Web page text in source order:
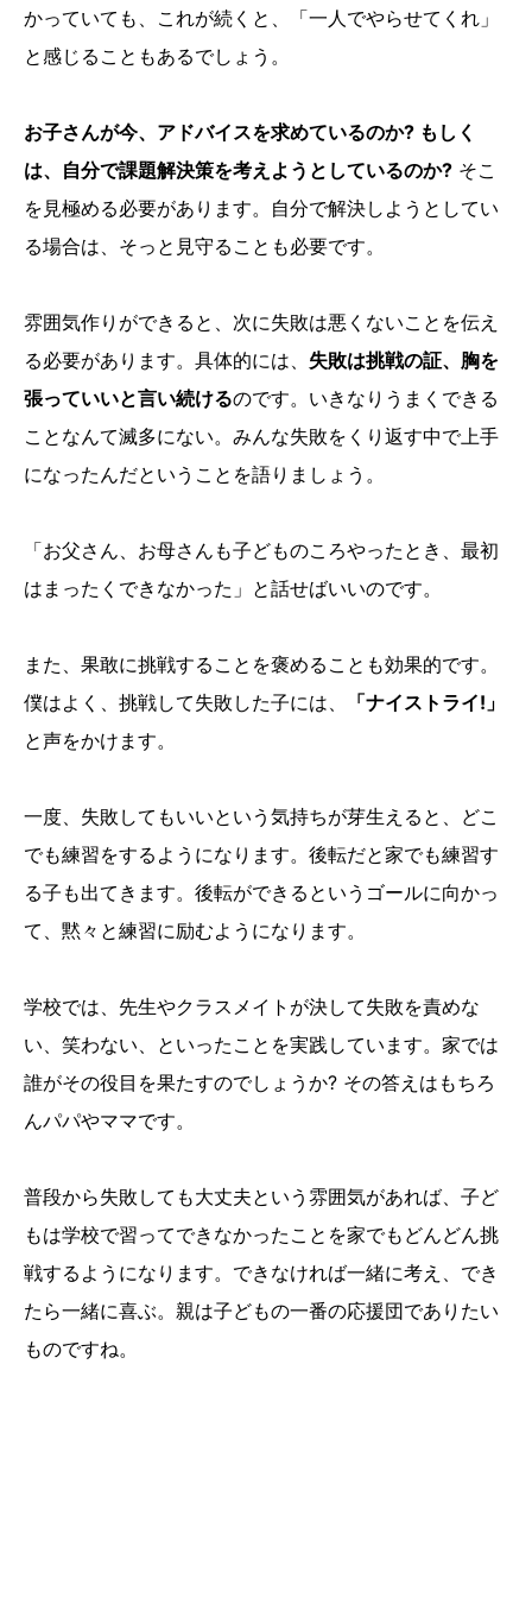
かっていても、これが続くと、「一人でやらせてくれ」
と感じることもあるでしょう。
お子さんが今、アドバイスを求めているのか? もしく
は、自分で課題解決策を考えようとしているのか? そこ
を見極める必要があります。自分で解決しようとしてい
る場合は、そっと見守ることも必要です。
雰囲気作りができると、次に失敗は悪くないことを伝え
る必要があります。具体的には、 失敗は挑戦の証、胸を
張っていいと言い続けるのです。いきなりうまくできる
ことなんて滅多にない。みんな失敗をくり返す中で上手
になったんだということを語りましょう。
「お父さん、お母さんも子どものころやったとき、最初
はまったくできなかった」と話せばいいのです。
また、果敢に挑戦することを褒めることも効果的です。
僕はよく、挑戦して失敗した子には、
「ナイストライ!」
と声をかけます。
一度、失敗してもいいという気持ちが芽生えると、どこ
でも練習をするようになります。後転だと家でも練習す
る子も出てきます。後転ができるというゴールに向かっ
て、黙々と練習に励むようになります。
学校では、先生やクラスメイトが決して失敗を責めな
い、笑わない、といったことを実践しています。家では
誰がその役目を果たすのでしょうか? その答えはもちろ
んパパやママです。
普段から失敗しても大丈夫という雰囲気があれば、子ど
もは学校で習ってできなかったことを家でもどんどん挑
戦するようになります。できなければ一緒に考え、でき
たら一緒に喜ぶ。親は子どもの一番の応援団でありたい
ものですね。